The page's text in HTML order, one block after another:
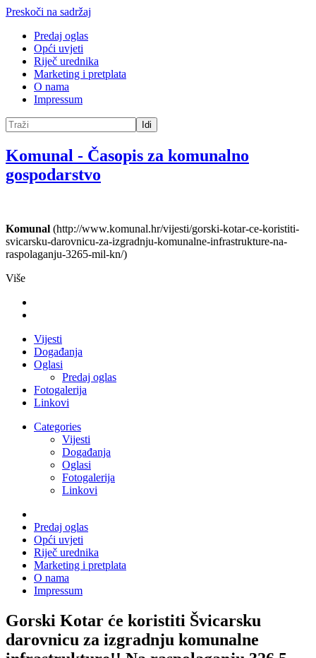
Preskoči na sadržaj
Predaj oglas
Opći uvjeti
Riječ urednika
Marketing i pretplata
O nama
Impressum
Idi
Komunal - Časopis za komunalno
gospodarstvo
Komunal (http://www.komunal.hr/vijesti/gorski-kotar-ce-koristiti-
svicarsku-darovnicu-za-izgradnju-komunalne-infrastrukture-na-
raspolaganju-3265-mil-kn/)
Više
Vijesti
Događanja
Oglasi
Predaj oglas
Fotogalerija
Linkovi
Categories
Vijesti
Događanja
Oglasi
Fotogalerija
Linkovi
Predaj oglas
Opći uvjeti
Riječ urednika
Marketing i pretplata
O nama
Impressum
Gorski Kotar će koristiti Švicarsku
darovnicu za izgradnju komunalne